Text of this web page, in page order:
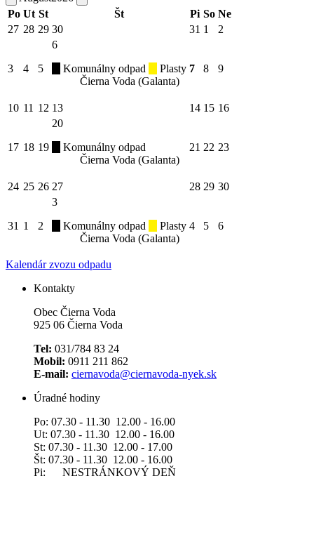
Po Ut St Št Pi So Ne
27 28 29 30 31 1 2
3 4 5
6
Komunálny odpad
Plasty
Čierna Voda (Galanta)
7 8 9
10 11 12 13 14 15 16
17 18 19
20
Komunálny odpad
Čierna Voda (Galanta)
21 22 23
24 25 26 27 28 29 30
31 1 2
3
Komunálny odpad
Plasty
Čierna Voda (Galanta)
4 5 6
Kalendár zvozu odpadu
Kontakty
Obec Čierna Voda
925 06 Čierna Voda
Tel: 031/784 83 24
Mobil: 0911 211 862
E-mail: ciernavoda@ciernavoda-nyek.sk
Úradné hodiny
Po: 07.30 - 11.30 12.00 - 16.00
Ut: 07.30 - 11.30 12.00 - 16.00
St: 07.30 - 11.30 12.00 - 17.00
Št: 07.30 - 11.30 12.00 - 16.00
Pi: NESTRÁNKOVÝ DEŇ